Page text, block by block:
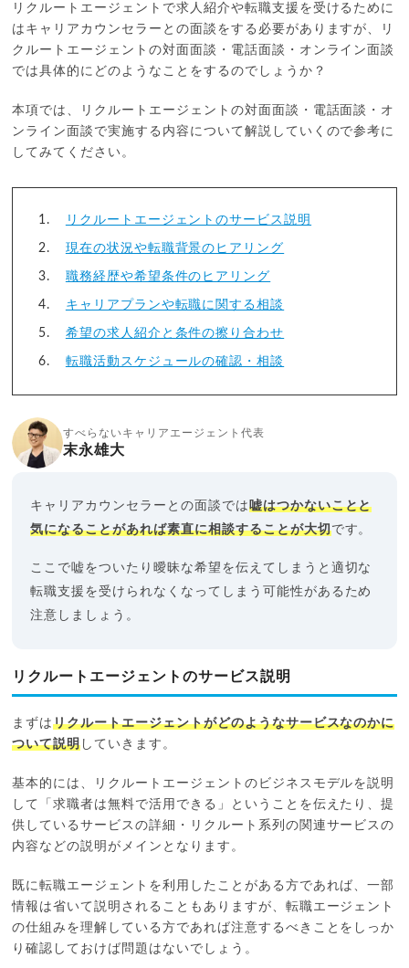
リクルートエージェントで求人紹介や転職支援を受けるために
はキャリアカウンセラーとの面談をする必要がありますが、リ
クルートエージェントの対面面談・電話面談・オンライン面談
では具体的にどのようなことをするのでしょうか？
本項では、リクルートエージェントの対面面談・電話面談・オ
ンライン面談で実施する内容について解説していくので参考に
してみてください。
リクルートエージェントのサービス説明
現在の状況や転職背景のヒアリング
職務経歴や希望条件のヒアリング
キャリアプランや転職に関する相談
希望の求人紹介と条件の擦り合わせ
転職活動スケジュールの確認・相談
すべらないキャリアエージェント代表
末永雄大
キャリアカウンセラーとの面談では嘘はつかないことと
気になることがあれば素直に相談することが大切です。
ここで嘘をついたり曖昧な希望を伝えてしまうと適切な
転職支援を受けられなくなってしまう可能性があるため
注意しましょう。
リクルートエージェントのサービス説明
まずはリクルートエージェントがどのようなサービスなのかに
ついて説明 していきます。
基本的には、リクルートエージェントのビジネスモデルを説明
して「求職者は無料で活用できる」ということを伝えたり、提
供しているサービスの詳細・リクルート系列の関連サービスの
内容などの説明がメインとなります。
既に転職エージェントを利用したことがある方であれば、一部
情報は省いて説明されることもありますが、転職エージェント
の仕組みを理解している方であれば注意するべきことをしっか
り確認しておけば問題はないでしょう。